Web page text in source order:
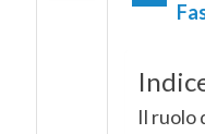
Il ruolo